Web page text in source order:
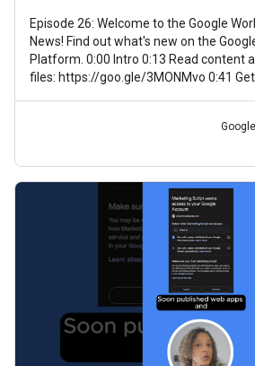
Episode 26: Welcome to the Google
News! Find out what's new on the
Platform. 0:00 Intro 0:13 Read content
files: https://goo.gle/3MONMvo 0:41